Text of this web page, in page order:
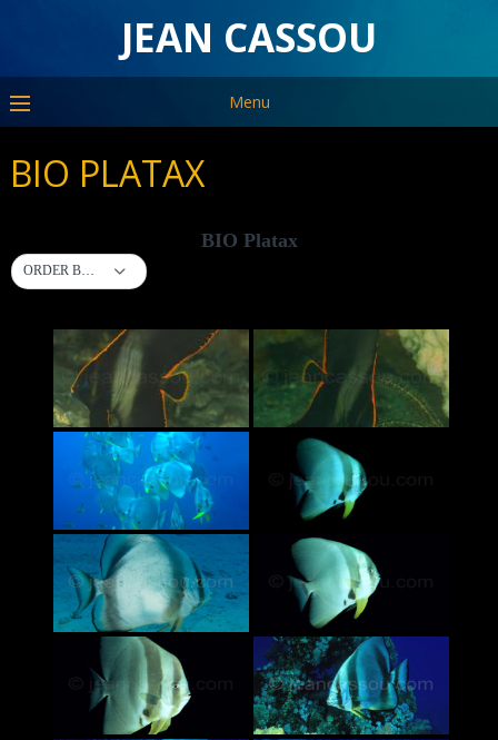
JEAN CASSOU
Menu
BIO PLATAX
BIO Platax
ORDER BY DEFAULT